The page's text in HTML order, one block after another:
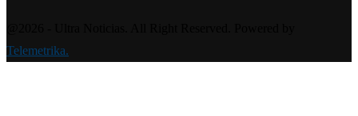
Telemetrika.